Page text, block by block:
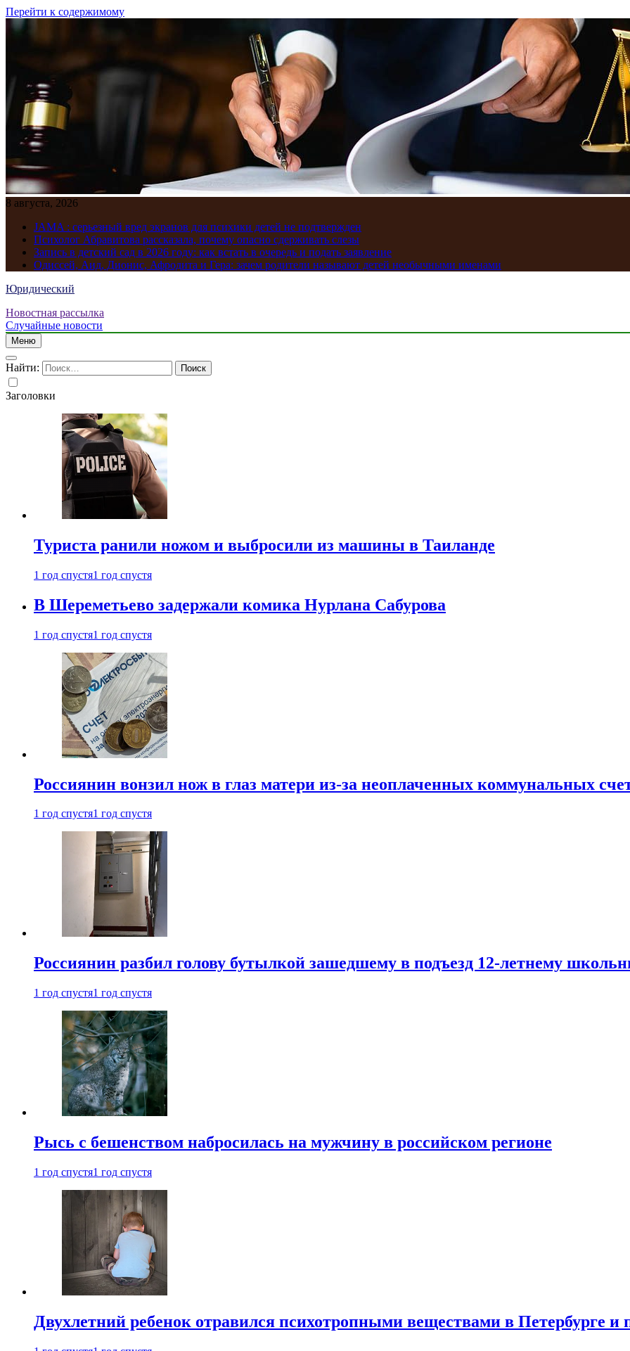
Перейти к содержимому
8 августа, 2026
JAMA : серьезный вред экранов для психики детей не подтвержден
Психолог Абравитова рассказала, почему опасно сдерживать слезы
Запись в детский сад в 2026 году: как встать в очередь и подать заявление
Одиссей, Аид, Дионис, Афродита и Гера: зачем родители называют детей необычными именами
Юридический
Новостная рассылка
Случайные новости
Меню
Найти:
Заголовки
Туриста ранили ножом и выбросили из машины в Таиланде
1 год спустя1 год спустя
В Шереметьево задержали комика Нурлана Сабурова
1 год спустя1 год спустя
Россиянин вонзил нож в глаз матери из-за неоплаченных коммунальных
1 год спустя1 год спустя
Россиянин разбил голову бутылкой зашедшему в подъезд 12-летнему
1 год спустя1 год спустя
Рысь с бешенством набросилась на мужчину в российском регионе
1 год спустя1 год спустя
Двухлетний ребенок отравился психотропными веществами в Петербурге